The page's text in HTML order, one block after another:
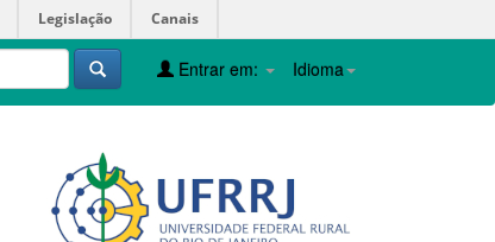
Legislação Canais
Idioma
Entrar em: